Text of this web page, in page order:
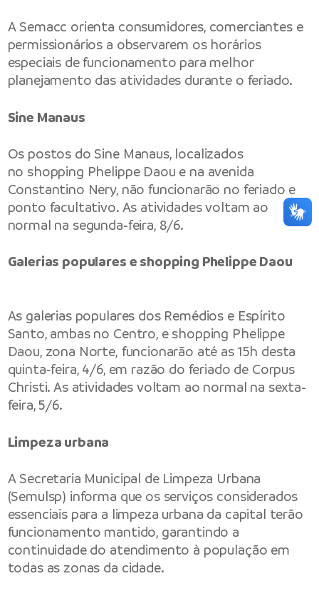
A Semacc orienta consumidores, comerciantes e
permissionários a observarem os horários
especiais de funcionamento para melhor
planejamento das atividades durante o feriado.
Sine Manaus
Os postos do Sine Manaus, localizados
no shopping Phelippe Daou e na avenida
Constantino Nery, não funcionarão no feriado e
ponto facultativo. As atividades voltam ao
normal na segunda-feira, 8/6.
Galerias populares e shopping Phelippe Daou
As galerias populares dos Remédios e Espírito
Santo, ambas no Centro, e shopping Phelippe
Daou, zona Norte, funcionarão até as 15h desta
quinta-feira, 4/6, em razão do feriado de Corpus
Christi. As atividades voltam ao normal na sexta-
feira, 5/6.
Limpeza urbana
A Secretaria Municipal de Limpeza Urbana
(Semulsp) informa que os serviços considerados
essenciais para a limpeza urbana da capital terão
funcionamento mantido, garantindo a
continuidade do atendimento à população em
todas as zonas da cidade.